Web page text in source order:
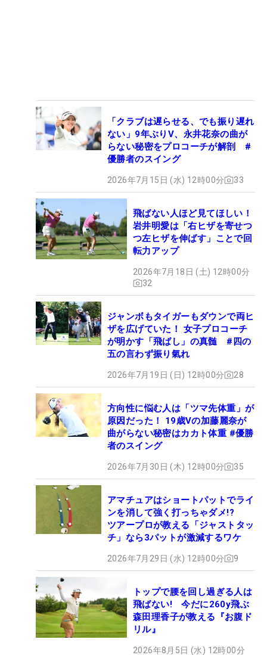
「クラブは遅らせる、でも振り遅れ
ない」9年ぶりV、永井花奈の曲が
らない秘密をプロコーチが解剖 #
優勝者のスイング
2026年7月15日 (水) 12時00分 33
飛ばない人ほど見てほしい！
岩井明愛は「右ヒザを寄せつ
つ左ヒザを伸ばす」ことで回
転力アップ
2026年7月18日 (土) 12時00分
32
ジャンボもタイガーもダウンで両ヒ
ザを広げていた！ 女子プロコーチ
が明かす「飛ばし」の真髄 #四の
五の言わず振り氣れ
2026年7月19日 (日) 12時00分 28
方向性に悩む人は「ツマ先体重」が
原因だった！ 19歳Vの加藤麗奈が
曲がらない秘密はカカト体重 #優勝
者のスイング
2026年7月30日 (木) 12時00分 35
アマチュアはショートパットでライ
ンを消して強く打っちゃダメ!?
ツアープロが教える「ジャストタッ
チ」なら3パットが激減するワケ
2026年7月29日 (水) 12時00分 9
トップで腰を回し過ぎる人は
飛ばない! 今だに260y飛ぶ
森田理香子が教える『お腹ド
リル』
2026年8月5日 (水) 12時00分